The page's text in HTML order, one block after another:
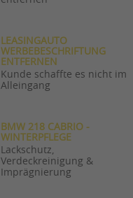
LEASINGAUTO
WERBEBESCHRIFTUNG
ENTFERNEN
Kunde schaffte es nicht im
Alleingang
BMW 218 CABRIO -
WINTERPFLEGE
Lackschutz,
Verdeckreinigung &
Imprägnierung